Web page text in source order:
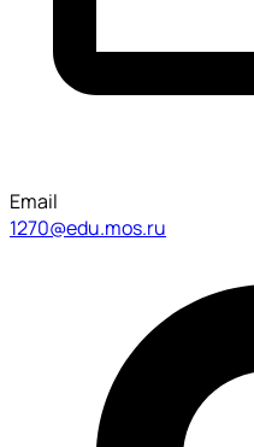
Email
1270@edu.mos.ru